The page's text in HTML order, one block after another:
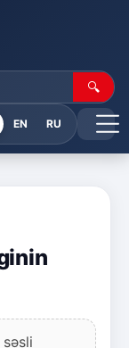
🔍
EN RU
səsli